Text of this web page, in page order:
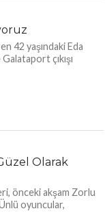
42 yaşındaki Eda
çıkışı
Olarak
önceki akşam Zorlu
oyuncular,